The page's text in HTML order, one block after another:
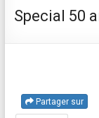
Special 50
Partager sur